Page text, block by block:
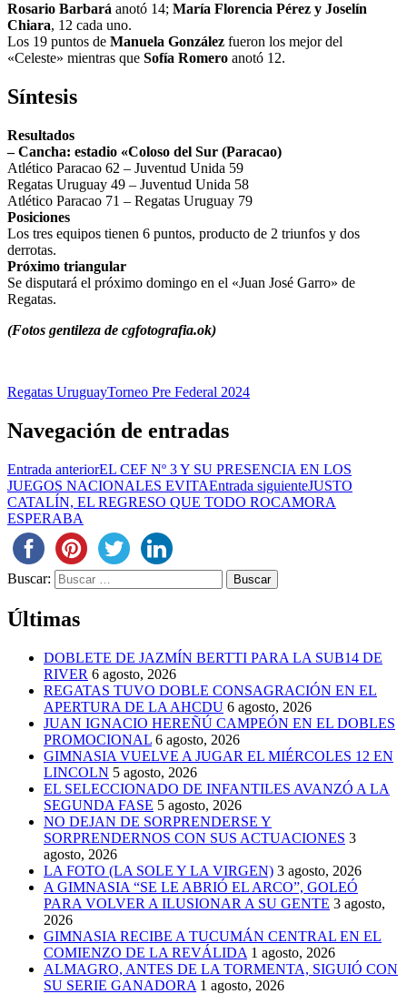
Rosario Barbará anotó 14; María Florencia Pérez y Joselín
Chiara, 12 cada uno.
Los 19 puntos de Manuela González fueron los mejor del
«Celeste» mientras que Sofía Romero anotó 12.
Síntesis
Resultados
– Cancha: estadio «Coloso del Sur (Paracao)
Atlético Paracao 62 – Juventud Unida 59
Regatas Uruguay 49 – Juventud Unida 58
Atlético Paracao 71 – Regatas Uruguay 79
Posiciones
Los tres equipos tienen 6 puntos, producto de 2 triunfos y dos
derrotas.
Próximo triangular
Se disputará el próximo domingo en el «Juan José Garro» de
Regatas.
(Fotos gentileza de cgfotografia.ok)
Regatas UruguayTorneo Pre Federal 2024
Navegación de entradas
Entrada anteriorEL CEF Nº 3 Y SU PRESENCIA EN LOS
JUEGOS NACIONALES EVITAEntrada siguienteJUSTO
CATALÍN, EL REGRESO QUE TODO ROCAMORA
ESPERABA
Buscar:
Últimas
DOBLETE DE JAZMÍN BERTTI PARA LA SUB14 DE
RIVER 6 agosto, 2026
REGATAS TUVO DOBLE CONSAGRACIÓN EN EL
APERTURA DE LA AHCDU 6 agosto, 2026
JUAN IGNACIO HEREÑÚ CAMPEÓN EN EL DOBLES
PROMOCIONAL 6 agosto, 2026
GIMNASIA VUELVE A JUGAR EL MIÉRCOLES 12 EN
LINCOLN 5 agosto, 2026
EL SELECCIONADO DE INFANTILES AVANZÓ A LA
SEGUNDA FASE 5 agosto, 2026
NO DEJAN DE SORPRENDERSE Y
SORPRENDERNOS CON SUS ACTUACIONES 3
agosto, 2026
LA FOTO (LA SOLE Y LA VIRGEN) 3 agosto, 2026
A GIMNASIA “SE LE ABRIÓ EL ARCO”, GOLEÓ
PARA VOLVER A ILUSIONAR A SU GENTE 3 agosto,
2026
GIMNASIA RECIBE A TUCUMÁN CENTRAL EN EL
COMIENZO DE LA REVÁLIDA 1 agosto, 2026
ALMAGRO, ANTES DE LA TORMENTA, SIGUIÓ CON
SU SERIE GANADORA 1 agosto, 2026